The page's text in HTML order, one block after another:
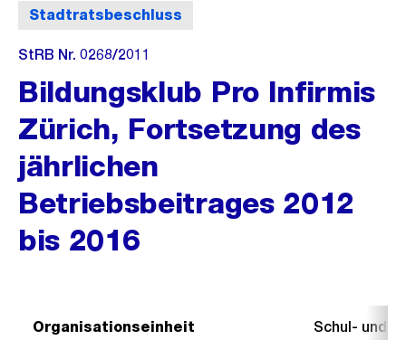
Stadtratsbeschluss
StRB Nr. 0268/2011
Bildungsklub Pro Infirmis
Zürich, Fortsetzung des
jährlichen
Betriebsbeitrages 2012
bis 2016
Organisationseinheit Schul- und